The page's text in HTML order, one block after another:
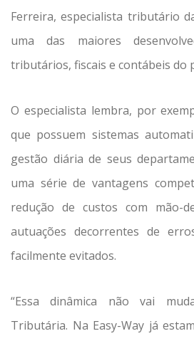
Ferreira, especialista tributário
uma das maiores
tributários, fiscais e contábeis do
O especialista lembra, por
que possuem sistemas
gestão diária de seus
uma série de vantagens
redução de custos com mão-
autuações decorrentes de
facilmente evitados.
“Essa dinâmica não vai
Tributária. Na Easy-Way já